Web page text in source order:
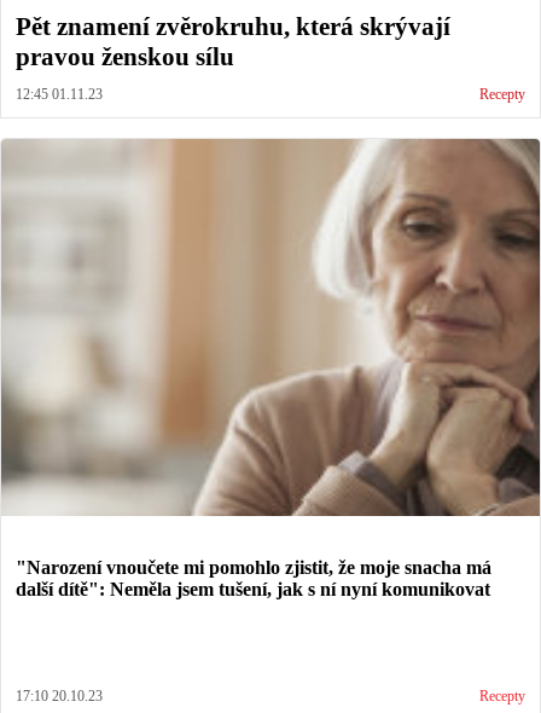
Pět znamení zvěrokruhu, která skrývají
pravou ženskou sílu
12:45 01.11.23 Recepty
"Narození vnoučete mi pomohlo zjistit, že moje snacha má
další dítě": Neměla jsem tušení, jak s ní nyní komunikovat
17:10 20.10.23 Recepty